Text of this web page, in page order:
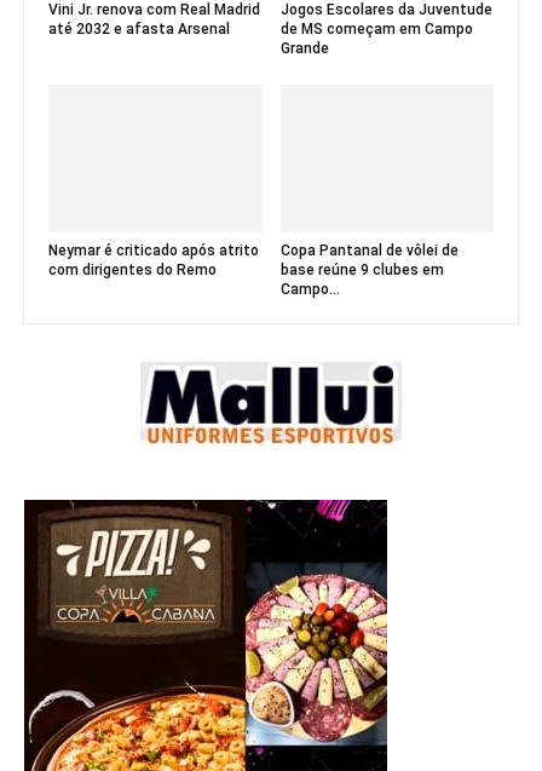
Vini Jr. renova com Real Madrid
até 2032 e afasta Arsenal
Jogos Escolares da Juventude
de MS começam em Campo
Grande
Neymar é criticado após atrito
com dirigentes do Remo
Copa Pantanal de vôlei de
base reúne 9 clubes em
Campo...